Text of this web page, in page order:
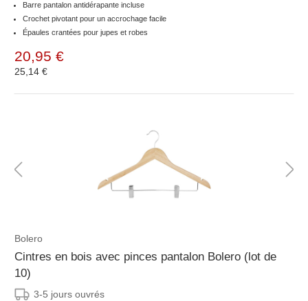
Barre pantalon antidérapante incluse
Crochet pivotant pour un accrochage facile
Épaules crantées pour jupes et robes
20,95 €
25,14 €
Bolero
Cintres en bois avec pinces pantalon Bolero (lot de
10)
3-5 jours ouvrés